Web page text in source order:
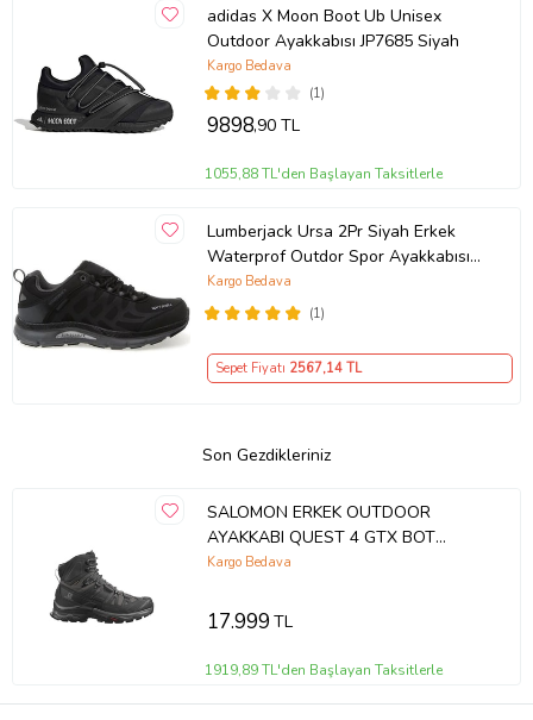
adidas X Moon Boot Ub Unisex
Outdoor Ayakkabısı JP7685 Siyah
(1)
Kargo Bedava
9898,90 TL
1055,88 TL'den Başlayan Taksitlerle
Lumberjack Ursa 2Pr Siyah Erkek
Waterprof Outdor Spor Ayakkabısı
(Siyah - Koyu Gri)
(1)
Kargo Bedava
Sepet Fiyatı 2567,14 TL
Son Gezdikleriniz
SALOMON ERKEK OUTDOOR
AYAKKABI QUEST 4 GTX BOT
L41292600 (Siyah)
Kargo Bedava
17.999TL
1919,89 TL'den Başlayan Taksitlerle